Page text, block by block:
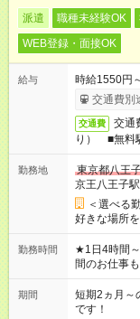
派遣 職種未経験OK
WEB登録・面接OK
給与
時給1550円
交通費別
交通費
交通
り） ■無料
勤務地
東京都八王
京王八王子駅
＜選べる
好きな場所
勤務時間
★1日4時間
間のお仕事
週最低15時
期間
短期2ヵ月
です！